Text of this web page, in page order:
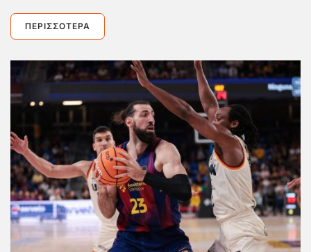
ΠΕΡΙΣΣΌΤΕΡΑ